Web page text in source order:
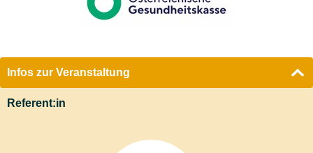
Infos zur Veranstaltung
Referent:in